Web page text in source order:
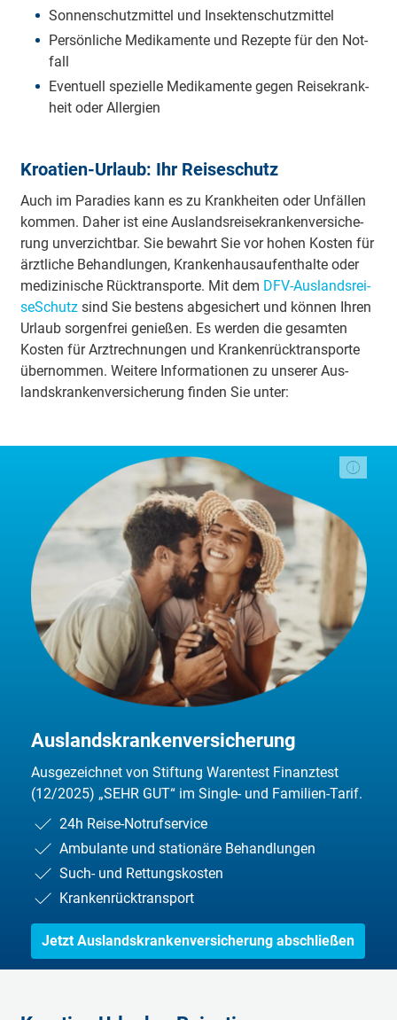
Son­nen­schutz­mit­tel und In­sek­ten­schutz­mit­tel
Per­sön­li­che Me­di­ka­men­te und Re­zep­te für den Not­
fall
Even­tu­ell spe­zi­el­le Me­di­ka­men­te gegen Rei­se­krank­
heit oder All­er­gi­en
Kroa­ti­en-Ur­laub: Ihr Rei­se­schutz
Auch im Pa­ra­dies kann es zu Krank­hei­ten oder Un­fäl­len
kom­men. Daher ist eine Aus­lands­rei­se­kran­ken­ver­si­che­
rung un­ver­zicht­bar. Sie be­wahrt Sie vor hohen Kos­ten für
ärzt­li­che Be­hand­lun­gen, Kran­ken­haus­auf­ent­hal­te oder
me­di­zi­ni­sche Rück­trans­por­te. Mit dem DFV-Aus­lands­rei­
se­Schutzsind Sie bes­tens ab­ge­si­chert und kön­nen Ihren
Ur­laub sor­gen­frei ge­nie­ßen. Es wer­den die ge­sam­ten
Kos­ten für Arzt­rech­nun­gen und Kran­ken­rück­trans­por­te
über­nom­men. Wei­te­re In­for­ma­ti­o­nen zu un­se­rer Aus­
lands­kran­ken­ver­si­che­rung fin­den Sie unter:
Auslandskrankenversicherung
Ausgezeichnet von Stiftung Warentest Finanztest
(12/2025) „SEHR GUT“ im Single- und Familien-Tarif.
24h Reise-Notrufservice
Ambulante und stationäre Behandlungen
Such- und Rettungskosten
Krankenrücktransport
Jetzt Auslandskrankenversicherung abschließen